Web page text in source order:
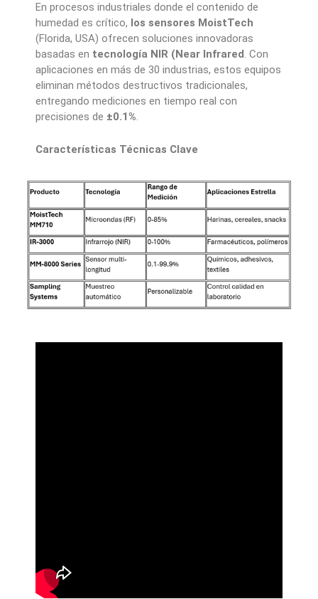
En procesos industriales donde el contenido de
humedad es crítico, los sensores MoistTech
(Florida, USA) ofrecen soluciones innovadoras
basadas en tecnología NIR (Near Infrared . Con
aplicaciones en más de 30 industrias, estos equipos
eliminan métodos destructivos tradicionales,
entregando mediciones en tiempo real con
precisiones de ±0.1%.
Características Técnicas Clave